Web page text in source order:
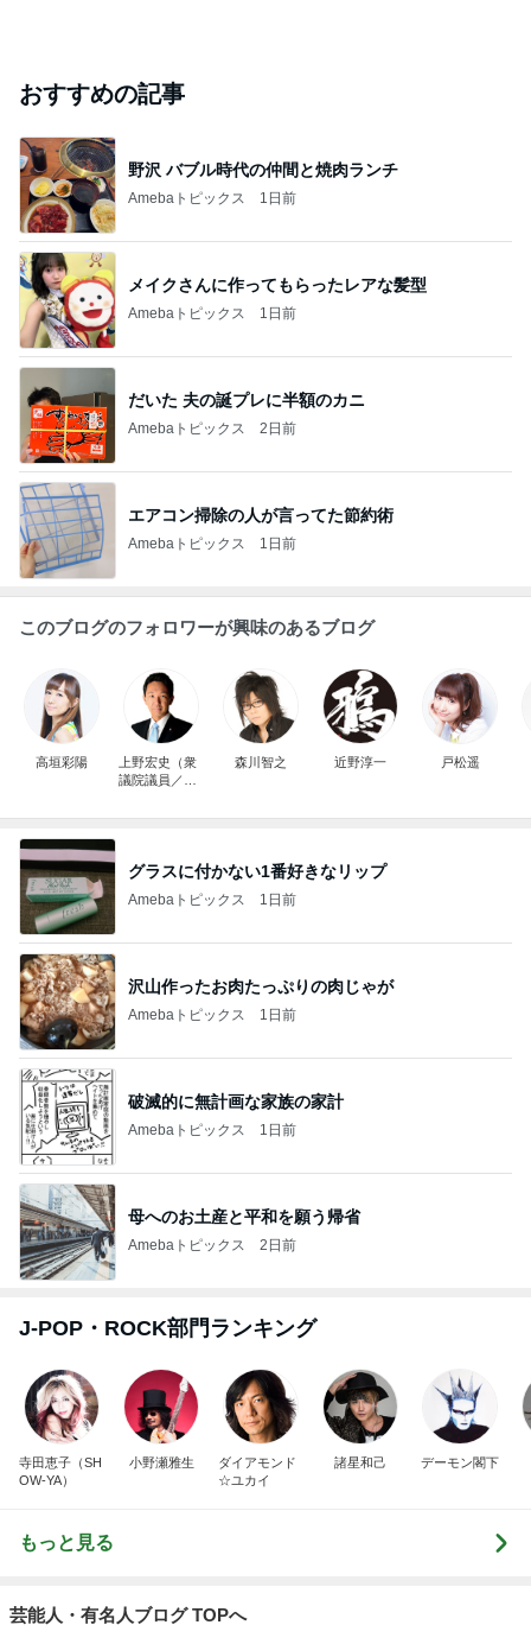
おすすめの記事
野沢 バブル時代の仲間と焼肉ランチ
Amebaトピックス 1日前
メイクさんに作ってもらったレアな髪型
Amebaトピックス 1日前
だいた 夫の誕プレに半額のカニ
Amebaトピックス 2日前
エアコン掃除の人が言ってた節約術
Amebaトピックス 1日前
このブログのフォロワーが興味のあるブログ
高垣彩陽
上野宏史（衆
議院議員／自
森川智之 近野淳一 戸松遥
グラスに付かない1番好きなリップ
Amebaトピックス 1日前
沢山作ったお肉たっぷりの肉じゃが
Amebaトピックス 1日前
破滅的に無計画な家族の家計
Amebaトピックス 1日前
母へのお土産と平和を願う帰省
Amebaトピックス 2日前
J-POP・ROCK部門ランキング
寺田恵子（SH
OW-YA）
小野瀬雅生
ダイアモンド
☆ユカイ
諸星和己 デーモン閣下
もっと見る
芸能人・有名人ブログ TOPへ